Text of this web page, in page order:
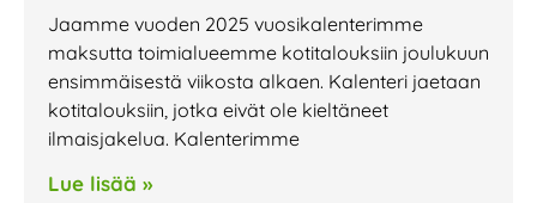
Jaamme vuoden 2025 vuosikalenterimme
maksutta toimialueemme kotitalouksiin joulukuun
ensimmäisestä viikosta alkaen. Kalenteri jaetaan
kotitalouksiin, jotka eivät ole kieltäneet
ilmaisjakelua. Kalenterimme
Lue lisää »